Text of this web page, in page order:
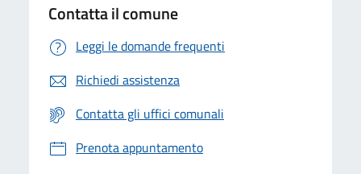
Contatta il comune
Leggi le domande frequenti
Richiedi assistenza
Contatta gli uffici comunali
Prenota appuntamento